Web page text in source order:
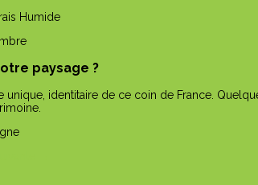
Humide
paysage ?
unique, identitaire de ce coin de France.